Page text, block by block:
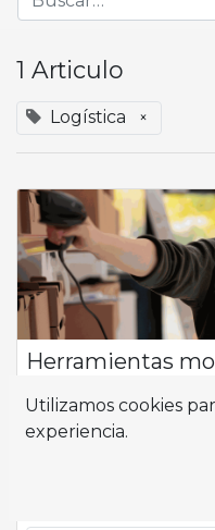
1 Articulo
Logística ×
Herramientas
Flujo de Productos
productividad en la
Utilizamos cookies
experiencia.